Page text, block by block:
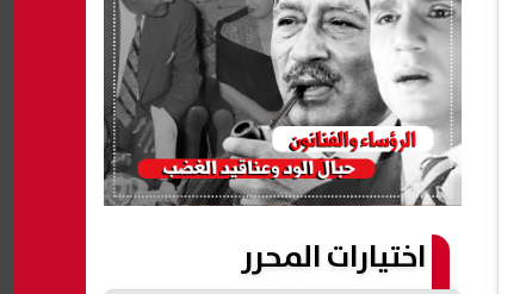
اختيارات المحرر